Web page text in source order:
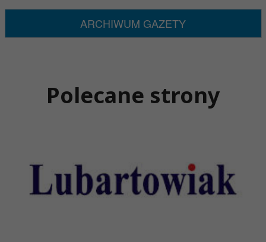
ARCHIWUM GAZETY
Polecane strony